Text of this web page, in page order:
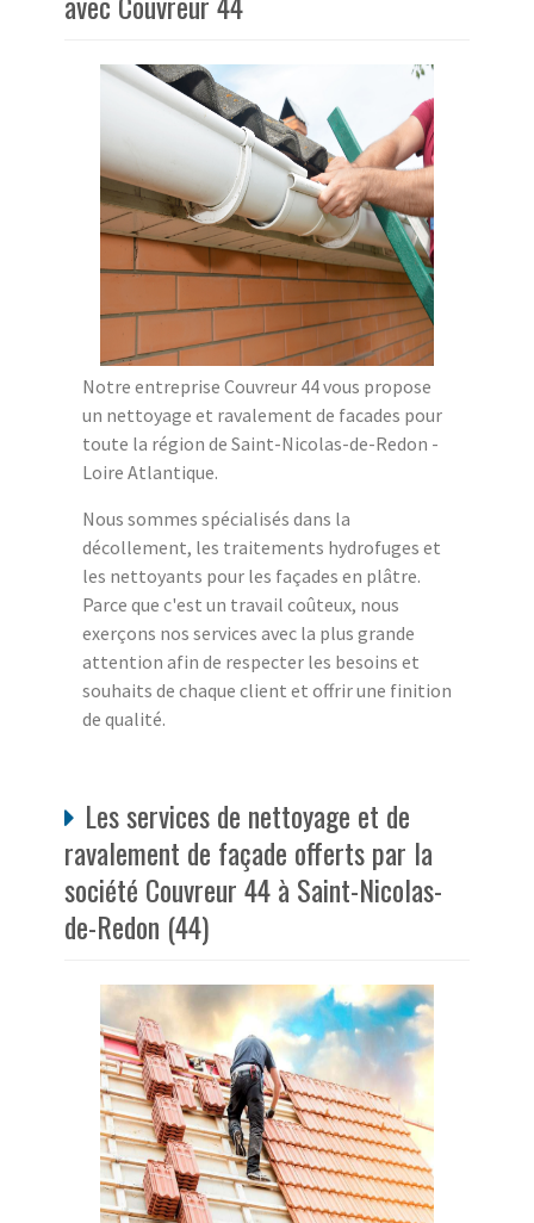
Notre entreprise Couvreur 44 vous propose
un nettoyage et ravalement de facades pour
toute la région de Saint-Nicolas-de-Redon -
Loire Atlantique.
Nous sommes spécialisés dans la
décollement, les traitements hydrofuges et
les nettoyants pour les façades en plâtre.
Parce que c'est un travail coûteux, nous
exerçons nos services avec la plus grande
attention afin de respecter les besoins et
souhaits de chaque client et offrir une finition
de qualité.
Les services de nettoyage et de
ravalement de façade offerts par la
société Couvreur 44 à Saint-Nicolas-
de-Redon (44)